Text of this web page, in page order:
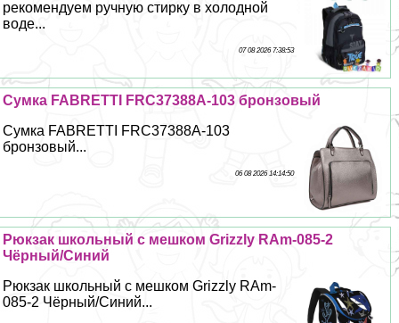
рекомендуем ручную стирку в холодной
воде...
07 08 2026 7:38:53
Сумка FABRETTI FRC37388A-103 бронзовый
Сумка FABRETTI FRC37388A-103
бронзовый...
06 08 2026 14:14:50
Рюкзак школьный с мешком Grizzly RAm-085-2
Чёрный/Синий
Рюкзак школьный с мешком Grizzly RAm-
085-2 Чёрный/Синий...